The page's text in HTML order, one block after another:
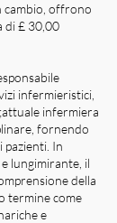
cambio, offrono
di £ 30,00
infermieristici,
infermiera
fornendo
pazienti. In
lungimirante, il
della
termine come
e